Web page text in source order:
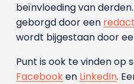
beïnvloeding van
geborgd door een
wordt bijgestaan door
Punt is ook te vinden op
Facebooken LinkedIn.